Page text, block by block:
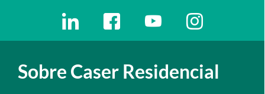
Ir a a la red social. Abre ventana nueva
Ir a a la red social. Abre ventana
Ir a a la red social. Abre
Ir a a la red
Sobre Caser Residencial